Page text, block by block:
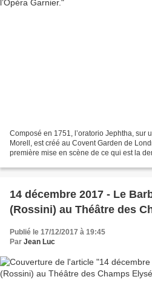
Composé en 1751, l’oratorio Jephtha, sur
Morell, est créé au Covent Garden de
première mise en scène de ce qui est la
14 décembre 2017 - Le
(Rossini) au Théâtre des
Publié le 17/12/2017 à 19:45
Par Jean Luc